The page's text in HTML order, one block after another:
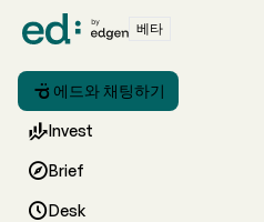
베타
 에드와 채팅하기
Invest
Brief
Desk